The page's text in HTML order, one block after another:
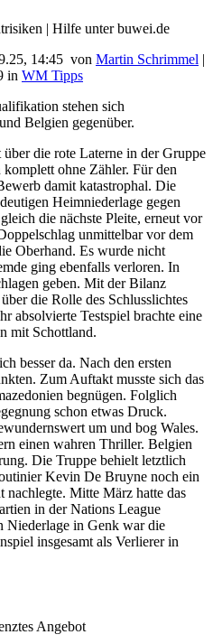
| Hilfe unter buwei.de
14:45 von Martin Schrimmel |
in WM Tipps
stehen sich
Belgien gegenüber.
die rote Laterne in der Gruppe
ohne Zähler. Für den
damit katastrophal. Die
Heimniederlage gegen
die nächste Pleite, erneut vor
unmittelbar vor dem
Oberhand. Es wurde nicht
ging ebenfalls verloren. In
geben. Mit der Bilanz
die Rolle des Schlusslichtes
absolvierte Testspiel brachte eine
mit Schottland.
besser da. Nach den ersten
Zum Auftakt musste sich das
begnügen. Folglich
schon etwas Druck.
um und bog Wales.
einen wahren Thriller. Belgien
Die Truppe behielt letztlich
Kevin De Bruyne noch ein
Mitte März hatte das
in der Nations League
Niederlage in Genk war die
insgesamt als Verlierer in
Angebot